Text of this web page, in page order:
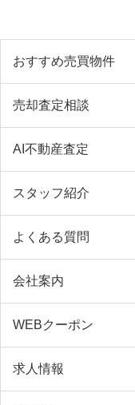
おすすめ売買物件
売却査定相談
AI不動産査定
スタッフ紹介
よくある質問
会社案内
WEBクーポン
求人情報